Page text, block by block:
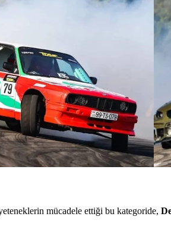
mücadele ettiği bu kategoride,